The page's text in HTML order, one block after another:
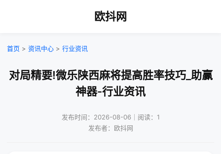
欧抖网
首页 > 资讯中心 > 行业资讯
对局精要!微乐陕西麻将提高胜率技巧_助赢
神器-行业资讯
发布时间：2026-08-06｜阅读：1
发布者：欧抖网